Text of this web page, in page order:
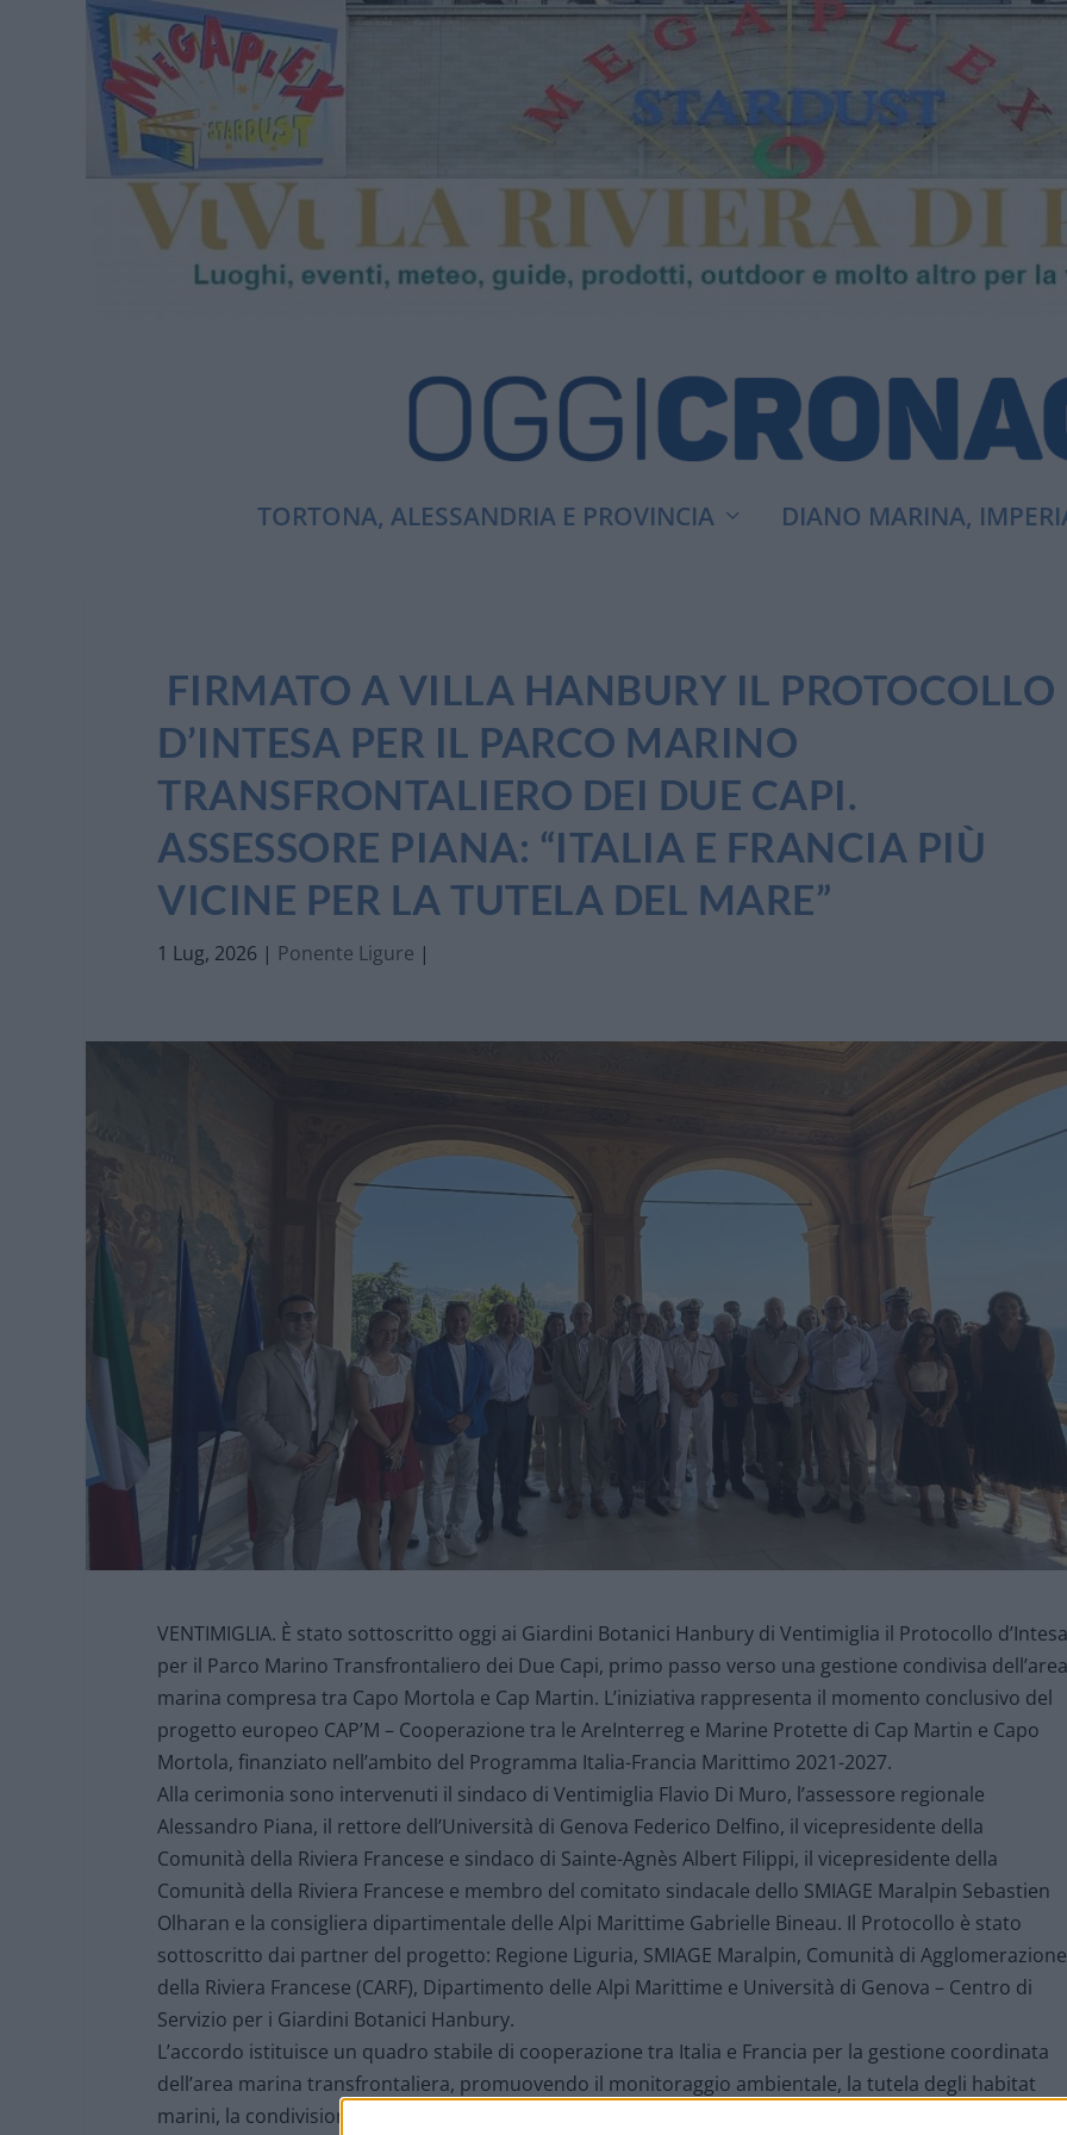
TORTONA, ALESSANDRIA E PROVINCIA DIANO MARINA,
FIRMATO A VILLA HANBURY IL PROTOCOLLO
D’INTESA PER IL PARCO MARINO
TRANSFRONTALIERO DEI DUE CAPI.
ASSESSORE PIANA: “ITALIA E FRANCIA PIÙ
VICINE PER LA TUTELA DEL MARE”
1 Lug, 2026 | Ponente Ligure |
VENTIMIGLIA. È stato sottoscritto oggi ai Giardini Botanici Hanbury di Ventimiglia il Protocollo d’Intesa
per il Parco Marino Transfrontaliero dei Due Capi, primo passo verso una gestione condivisa dell’area
marina compresa tra Capo Mortola e Cap Martin. L’iniziativa rappresenta il momento conclusivo del
progetto europeo CAP’M – Cooperazione tra le AreInterreg e Marine Protette di Cap Martin e Capo
Mortola, finanziato nell’ambito del Programma Italia-Francia Marittimo 2021-2027.
Alla cerimonia sono intervenuti il sindaco di Ventimiglia Flavio Di Muro, l’assessore regionale
Alessandro Piana, il rettore dell’Università di Genova Federico Delfino, il vicepresidente della
Comunità della Riviera Francese e sindaco di Sainte-Agnès Albert Filippi, il vicepresidente della
Comunità della Riviera Francese e membro del comitato sindacale dello SMIAGE Maralpin Sebastien
Olharan e la consigliera dipartimentale delle Alpi Marittime Gabrielle Bineau. Il Protocollo è stato
sottoscritto dai partner del progetto: Regione Liguria, SMIAGE Maralpin, Comunità di Agglomerazione
della Riviera Francese (CARF), Dipartimento delle Alpi Marittime e Università di Genova – Centro di
Servizio per i Giardini Botanici Hanbury.
L’accordo istituisce un quadro stabile di cooperazione tra Italia e Francia per la gestione coordinata
dell’area marina transfrontaliera, promuovendo il monitoraggio ambientale, la tutela degli habitat
marini, la condivisione dei dati scientifici, la sensibilizzazione e il coordinamento delle attività di